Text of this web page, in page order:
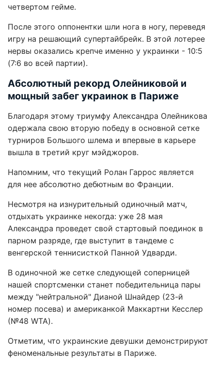
четвертом гейме.
После этого оппонентки шли нога в ногу, переведя
игру на решающий супертайбрейк. В этой лотерее
нервы оказались крепче именно у украинки - 10:5
(7:6 во всей партии).
Абсолютный рекорд Олейниковой и
мощный забег украинок в Париже
Благодаря этому триумфу Александра Олейникова
одержала свою вторую победу в основной сетке
турниров Большого шлема и впервые в карьере
вышла в третий круг мэйджоров.
Напомним, что текущий Ролан Гаррос является
для нее абсолютно дебютным во Франции.
Несмотря на изнурительный одиночный матч,
отдыхать украинке некогда: уже 28 мая
Александра проведет свой стартовый поединок в
парном разряде, где выступит в тандеме с
венгерской теннисисткой Панной Удварди.
В одиночной же сетке следующей соперницей
нашей спортсменки станет победительница пары
между "нейтральной" Дианой Шнайдер (23-й
номер посева) и американкой Маккартни Кесслер
(№48 WTA).
Отметим, что украинские девушки демонстрируют
феноменальные результаты в Париже.